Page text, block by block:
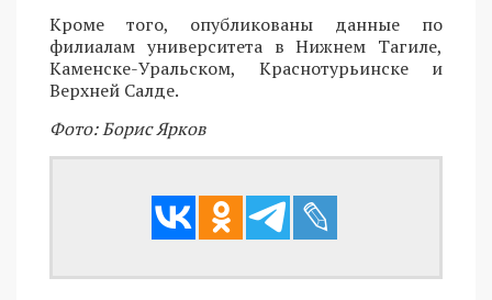
Кроме того, опубликованы данные по
филиалам университета в Нижнем Тагиле,
Каменске-Уральском, Краснотурьинске и
Верхней Салде.
Фото: Борис Ярков